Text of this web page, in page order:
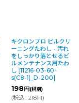
キクロンプロ ビルクリ
ーニングたわし - 汚れ
をしっかり落とせるビ
ルメンテナンス用たわ
し [11216-03-60-
s(C8-1)_D-200]
198円 (税別)
(税込: 218 円)